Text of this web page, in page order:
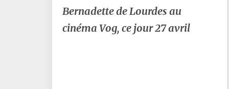
Bernadette
de
Lourdes
Bernadette de Lourdes au
cinéma Vog, ce jour 27 avril